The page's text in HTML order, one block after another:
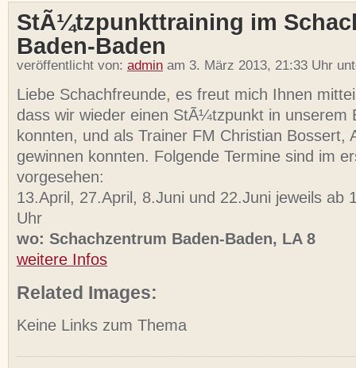
StÃ¼tzpunkttraining im
Baden-Baden
veröffentlicht von: admin am 3. März 2013, 21:33 Uhr
Liebe Schachfreunde, es freut mich Ihnen
dass wir wieder einen StÃ¼tzpunkt in unserem
konnten, und als Trainer FM Christian Bossert,
gewinnen konnten. Folgende Termine sind im
vorgesehen:
13.April, 27.April, 8.Juni und 22.Juni jeweils ab
Uhr
wo: Schachzentrum Baden-Baden, LA 8
weitere Infos
Related Images:
Keine Links zum Thema